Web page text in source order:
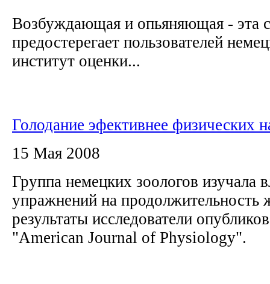
Возбуждающая и опьяняющая - эта
предостерегает пользователей
институт оценки...
Голодание эфективнее физических
15 Мая 2008
Группа немецких зоологов изучала
упражнений на
результаты исследователи
"American Journal of Physiology".